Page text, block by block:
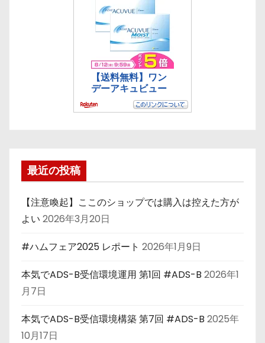
最近の投稿
【注意喚起】ここのショップでは購入は控えた方が
よい 2026年3月20日
#ハムフェア2025 レポート 2026年1月9日
本気でADS-B受信環境運用 第1回 #ADS-B 2026年1
月7日
本気でADS-B受信環境構築 第7回 #ADS-B 2025年
10月17日